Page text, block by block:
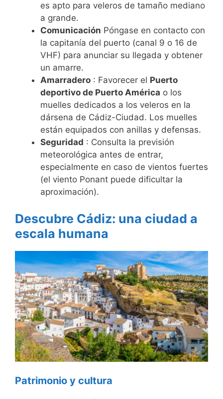
es apto para veleros de tamaño mediano
a grande.
Comunicación Póngase en contacto con
la capitanía del puerto (canal 9 o 16 de
VHF) para anunciar su llegada y obtener
un amarre.
Amarradero : Favorecer el Puerto
deportivo de Puerto América o los
muelles dedicados a los veleros en la
dársena de Cádiz-Ciudad. Los muelles
están equipados con anillas y defensas.
Seguridad : Consulta la previsión
meteorológica antes de entrar,
especialmente en caso de vientos fuertes
(el viento Ponant puede dificultar la
aproximación).
Descubre Cádiz: una ciudad a
escala humana
Patrimonio y cultura